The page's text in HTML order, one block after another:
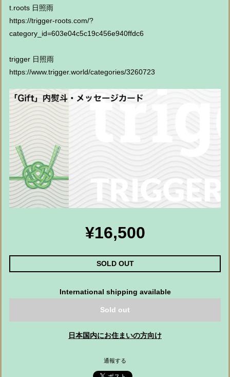
t.roots 日照雨
https://trigger-roots.com/?
category_id=603e04c5c19c456e940ffdc6
trigger 日照雨
https://www.trigger.world/categories/3260723
¥16,500
SOLD OUT
International shipping available
Sold out
日本国内にお住まいの方向け
通報する